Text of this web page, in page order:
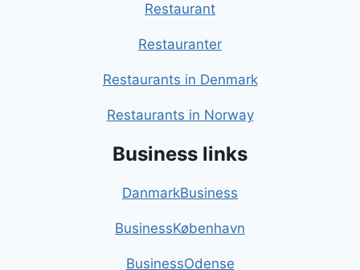
Restaurant
Restauranter
Restaurants in Denmark
Restaurants in Norway
Business links
DanmarkBusiness
BusinessKøbenhavn
BusinessOdense